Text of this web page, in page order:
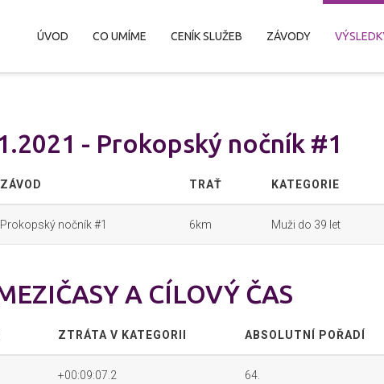
ÚVOD CO UMÍME CENÍK SLUŽEB ZÁVODY
- Prokopský nočník #1
ZÁVOD TRAŤ KATEGORIE
Prokopský nočník #1 6km Muži do 39 let
A CÍLOVÝ ČAS
ZTRÁTA V KATEGORII ABSOLUTNÍ POŘADÍ
+00:09:07.2 64.